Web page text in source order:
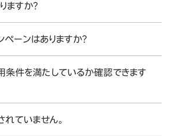
ますか？
ペーンはありますか？
条件を満たしているか確認できます
れていません。